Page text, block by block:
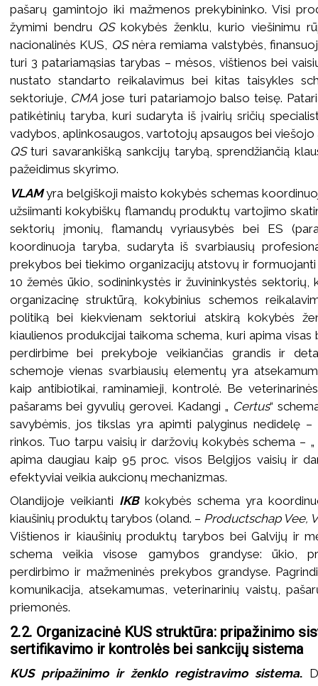
pašarų gamintojo iki mažmenos prekybininko. Visi
žymimi bendru QSkokybės ženklu, kurio viešinimu
nacionalinės KUS, QSnėra remiama valstybės,
turi 3 patariamąsias tarybas – mėsos, vištienos bei
nustato standarto reikalavimus bei kitas taisykles
sektoriuje, CMAjose turi patariamojo balso teisę.
patikėtinių taryba, kuri sudaryta iš įvairių sričių
vadybos, aplinkosaugos, vartotojų apsaugos bei viešojo
QSturi savarankišką sankcijų tarybą, sprendžiančią
pažeidimus skyrimo.
VLAM yra belgiškoji maisto kokybės schemas
užsiimanti kokybiškų flamandų produktų vartojimo
sektorių įmonių, flamandų vyriausybės bei ES
koordinuoja taryba, sudaryta iš svarbiausių
prekybos bei tiekimo organizacijų atstovų ir
10 žemės ūkio, sodininkystės ir žuvininkystės sektorių,
organizacinę struktūrą, kokybinius schemos
politiką bei kiekvienam sektoriui atskirą kokybės
kiaulienos produkcijai taikoma schema, kuri apima
perdirbime bei prekyboje veikiančias grandis ir
schemoje vienas svarbiausių elementų yra
kaip antibiotikai, raminamieji, kontrolė. Be
pašarams bei gyvulių gerovei. Kadangi „ Certus“
savybėmis, jos tikslas yra apimti palyginus nedidelę
rinkos. Tuo tarpu vaisių ir daržovių kokybės schema – „
apima daugiau kaip 95 proc. visos Belgijos vaisių ir
efektyviai veikia aukcionų mechanizmas.
Olandijoje veikianti IKB kokybės schema yra
kiaušinių produktų tarybos (oland. – Productschap Vee,
Vištienos ir kiaušinių produktų tarybos bei Galvijų ir
schema veikia visose gamybos grandyse: ūkio,
perdirbimo ir mažmeninės prekybos grandyse.
komunikacija, atsekamumas, veterinarinių vaistų,
priemonės.
2.2. Organizacinė KUS struktūra: pripažinimo
sertifikavimo ir kontrolės bei sankcijų sistema
KUS pripažinimo ir ženklo registravimo sistema.